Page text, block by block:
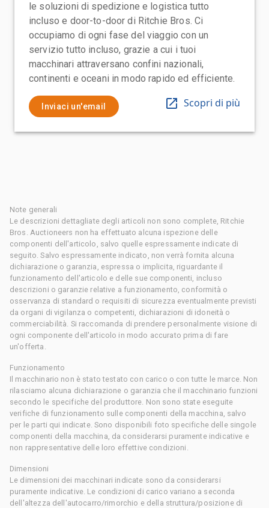
le soluzioni di spedizione e logistica tutto
incluso e door-to-door di Ritchie Bros. Ci
occupiamo di ogni fase del viaggio con un
servizio tutto incluso, grazie a cui i tuoi
macchinari attraversano confini nazionali,
continenti e oceani in modo rapido ed efficiente.
Inviaci un'email Scopri di più
Note generali
Le descrizioni dettagliate degli articoli non sono complete, Ritchie
Bros. Auctioneers non ha effettuato alcuna ispezione delle
componenti dell'articolo, salvo quelle espressamente indicate di
seguito. Salvo espressamente indicato, non verrà fornita alcuna
dichiarazione o garanzia, espressa o implicita, riguardante il
funzionamento dell'articolo e delle sue componenti, incluso
descrizioni o garanzie relative a funzionamento, conformità o
osservanza di standard o requisiti di sicurezza eventualmente previsti
da organi di vigilanza o competenti, dichiarazioni di idoneità o
commerciabilità. Si raccomanda di prendere personalmente visione di
ogni componente dell'articolo in modo accurato prima di fare
un'offerta.
Funzionamento
Il macchinario non è stato testato con carico o con tutte le marce. Non
rilasciamo alcuna dichiarazione o garanzia che il macchinario funzioni
secondo le specifiche del produttore. Non sono state eseguite
verifiche di funzionamento sulle componenti della macchina, salvo
per le parti qui indicate. Sono disponibili foto specifiche delle singole
componenti della macchina, da considerarsi puramente indicative e
non rappresentative delle loro effettive condizioni.
Dimensioni
Le dimensioni dei macchinari indicate sono da considerarsi
puramente indicative. Le condizioni di carico variano a seconda
dell'altezza dell'autocarro/rimorchio e della struttura/posizione di